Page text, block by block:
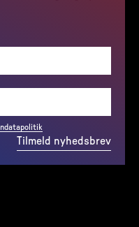
Tilmeld nyhedsbrev